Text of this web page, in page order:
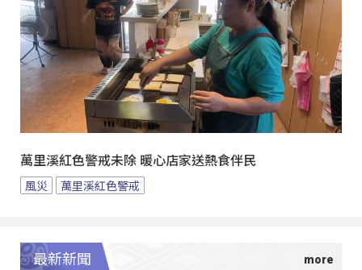
萬里溪紅色警戒未除 暖心店家送熱食伴民
風災 萬里溪紅色警戒
最新新聞